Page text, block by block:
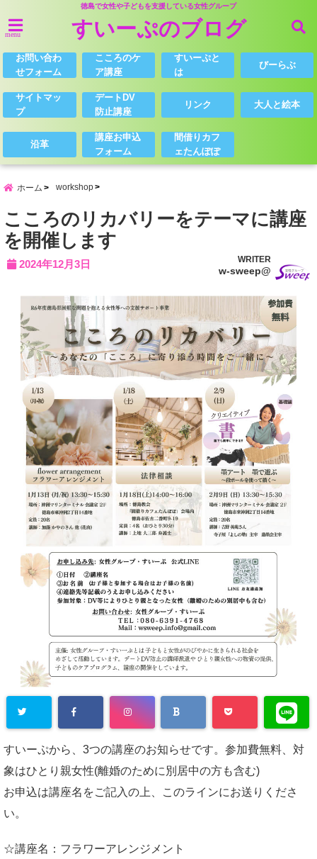
徳島で女性や子どもを支援している女性グループ
menu すいーぷのブログ
お問い合わ
せフォーム
こころのケ
ア講座
すいーぷと
は
びーらぶ
サイトマッ
プ
デートDV
防止講座
リンク 大人と絵本
沿革
講座お申込
フォーム
間借りカフ
ェたんぽぽ
ホーム workshop
こころのリカバリーをテーマに講座
を開催します
2024年12月3日 WRITER
w-sweep@
すいーぷから、3つの講座のお知らせです。参加費無料、対
象はひとり親女性(離婚のために別居中の方も含む)
お申込は講座名をご記入の上、このラインにお送りくださ
い。
☆講座名：フラワーアレンジメント